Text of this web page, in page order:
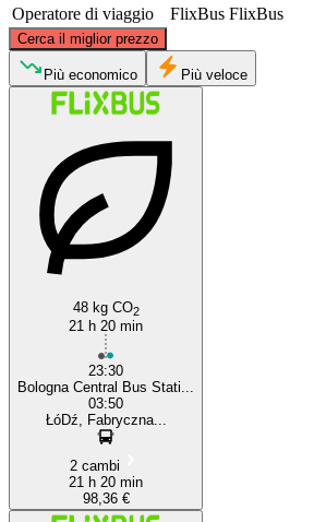
Operatore di viaggio
FlixBus FlixBus
Cerca il miglior prezzo
©CARTO
Più economico Più veloce
48 kg CO2
21 h 20 min
23:30
Bologna Central Bus Stati...
03:50
ŁóDź, Fabryczna...
2 cambi
21 h 20 min
98,36 €